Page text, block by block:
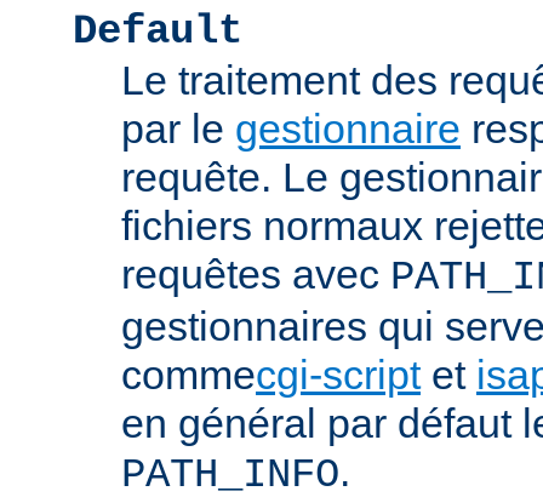
Default
Le traitement des
par le gestionnaire
requête. Le
fichiers normaux
requêtes avec
gestionnaires qui
commecgi-scriptet
en général par défaut
PATH_INFO.